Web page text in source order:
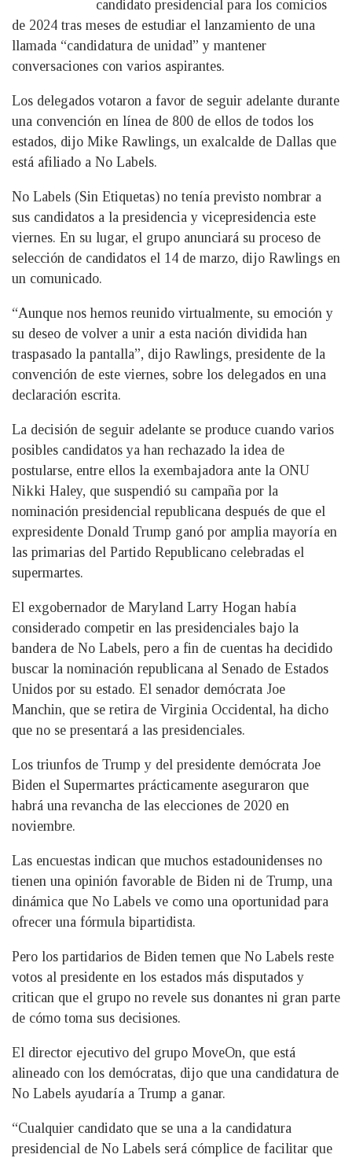
candidato presidencial para los comicios
de 2024 tras meses de estudiar el lanzamiento de una
llamada “candidatura de unidad” y mantener
conversaciones con varios aspirantes.
Los delegados votaron a favor de seguir adelante durante
una convención en línea de 800 de ellos de todos los
estados, dijo Mike Rawlings, un exalcalde de Dallas que
está afiliado a No Labels.
No Labels (Sin Etiquetas) no tenía previsto nombrar a
sus candidatos a la presidencia y vicepresidencia este
viernes. En su lugar, el grupo anunciará su proceso de
selección de candidatos el 14 de marzo, dijo Rawlings en
un comunicado.
“Aunque nos hemos reunido virtualmente, su emoción y
su deseo de volver a unir a esta nación dividida han
traspasado la pantalla”, dijo Rawlings, presidente de la
convención de este viernes, sobre los delegados en una
declaración escrita.
La decisión de seguir adelante se produce cuando varios
posibles candidatos ya han rechazado la idea de
postularse, entre ellos la exembajadora ante la ONU
Nikki Haley, que suspendió su campaña por la
nominación presidencial republicana después de que el
expresidente Donald Trump ganó por amplia mayoría en
las primarias del Partido Republicano celebradas el
supermartes.
El exgobernador de Maryland Larry Hogan había
considerado competir en las presidenciales bajo la
bandera de No Labels, pero a fin de cuentas ha decidido
buscar la nominación republicana al Senado de Estados
Unidos por su estado. El senador demócrata Joe
Manchin, que se retira de Virginia Occidental, ha dicho
que no se presentará a las presidenciales.
Los triunfos de Trump y del presidente demócrata Joe
Biden el Supermartes prácticamente aseguraron que
habrá una revancha de las elecciones de 2020 en
noviembre.
Las encuestas indican que muchos estadounidenses no
tienen una opinión favorable de Biden ni de Trump, una
dinámica que No Labels ve como una oportunidad para
ofrecer una fórmula bipartidista.
Pero los partidarios de Biden temen que No Labels reste
votos al presidente en los estados más disputados y
critican que el grupo no revele sus donantes ni gran parte
de cómo toma sus decisiones.
El director ejecutivo del grupo MoveOn, que está
alineado con los demócratas, dijo que una candidatura de
No Labels ayudaría a Trump a ganar.
“Cualquier candidato que se una a la candidatura
presidencial de No Labels será cómplice de facilitar que